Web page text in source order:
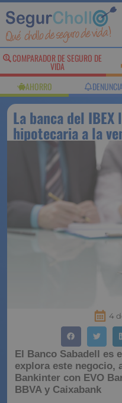
COMPARADOR DE SEGURO DE
VIDA
AHORRO DENUNCIA
La banca del
hipotecaria a la
4
El Banco Sabadell es
explora este negocio,
Bankinter con EVO
BBVA y Caixabank